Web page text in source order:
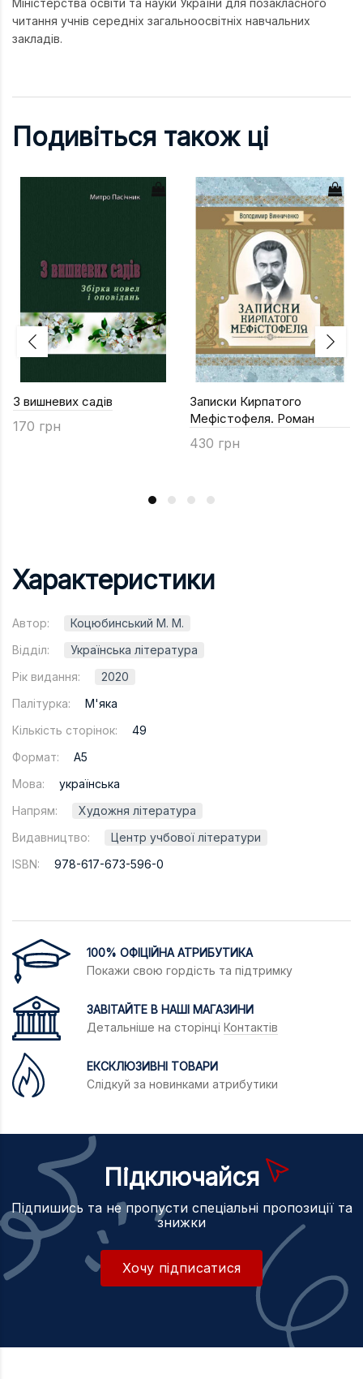
Міністерства освіти та науки України для позакласного
читання учнів середніх загальноосвітніх навчальних
закладів.
Подивіться також ці
З вишневих садів
170 грн
Записки Кирпатого
Мефiстофеля. Роман
430 грн
Характеристики
Автор:
Коцюбинський М. М.
Відділ:
Українська література
Рік видання:
2020
Палітурка:
М'яка
Кількість сторінок:
49
Формат:
A5
Мова:
українська
Напрям:
Художня література
Видавництво:
Центр учбової літератури
ISBN:
978-617-673-596-0
100% ОФІЦІЙНА АТРИБУТИКА
Покажи свою гордість та підтримку
ЗАВІТАЙТЕ В НАШІ МАГАЗИНИ
Детальніше на сторінці Контактів
ЕКСКЛЮЗИВНІ ТОВАРИ
Слідкуй за новинками атрибутики
Підключайся
Підпишись та не пропусти спеціальні пропозиції та
знижки
Хочу підписатися